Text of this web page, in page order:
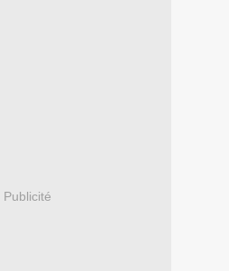
Publicité